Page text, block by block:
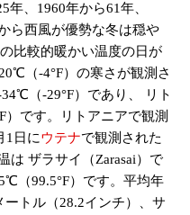
年、1960年から61年、
ら西風が優勢な冬は穏や
比較的暖かい温度の日が
（-4°F）の寒さが観測さ
（-29°F）であり、 リト
です。リトアニアで観測
1日にウテナで観測された
は ザラサイ（Zarasai）で
（99.5°F）です。平均年
トル（28.2インチ）、サ